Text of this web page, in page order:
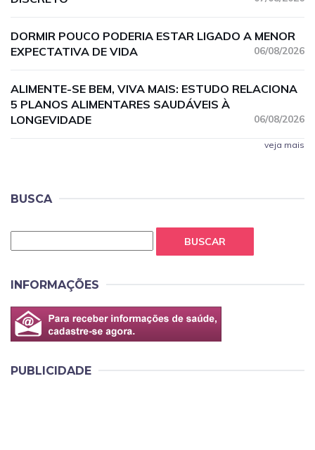
DORMIR POUCO PODERIA ESTAR LIGADO A MENOR
EXPECTATIVA DE VIDA
06/08/2026
ALIMENTE-SE BEM, VIVA MAIS: ESTUDO RELACIONA
5 PLANOS ALIMENTARES SAUDÁVEIS À
LONGEVIDADE
06/08/2026
veja mais
BUSCA
BUSCAR
INFORMAÇÕES
PUBLICIDADE